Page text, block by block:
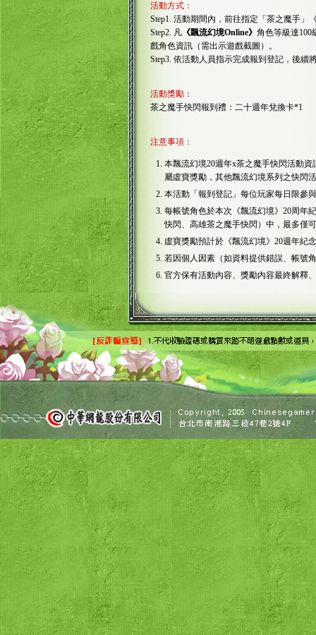
活動方式：
Step1. 活動期間內，前往指定「茶之魔手」
Step2. 凡《飄流幻境Online》 角色等級達100
戲角色資訊（需出示遊戲截圖）。
Step3. 依活動人員指示完成報到登記，後續
活動獎勵：
茶之魔手快閃報到禮：二十週年兌換卡*1
注意事項：
本飄流幻境20週年x茶之魔手快閃活動資
屬虛寶獎勵，其他飄流幻境系列之快閃
本活動「報到登記」每位玩家每日限參
每帳號角色於本次《飄流幻境》20周年
快閃、高雄茶之魔手快閃）中，最多僅
虛寶獎勵預計於《飄流幻境》20週年紀
若因個人因素（如資料提供錯誤、帳號
官方保有活動內容、獎勵內容最終解釋